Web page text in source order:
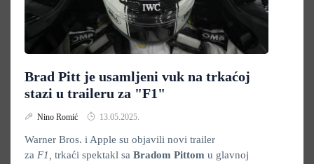
Brad Pitt je usamljeni vuk na trkaćoj
stazi u traileru za "F1"
Nino Romić 13.05.2025.
Warner Bros. i Apple su objavili novi trailer
za F1, trkaći spektakl sa Bradom Pittom u glavnoj